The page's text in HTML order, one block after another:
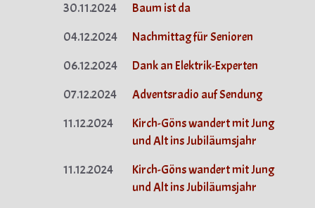
30.11.2024
Baum ist da
04.12.2024
Nachmittag für Senioren
06.12.2024
Dank an Elektrik-Experten
07.12.2024
Adventsradio auf Sendung
11.12.2024
Kirch-Göns wandert mit Jung
und Alt ins Jubiläumsjahr
11.12.2024
Kirch-Göns wandert mit Jung
und Alt ins Jubiläumsjahr